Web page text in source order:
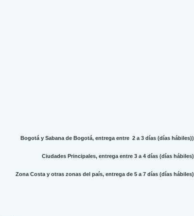
Bogotá y Sabana de Bogotá, entrega entre 2 a 3 días (días hábiles))
Ciudades Principales, entrega entre 3 a 4 días (días hábiles)
Zona Costa y otras zonas del país, entrega de 5 a 7 días (días hábiles)